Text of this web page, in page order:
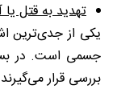
تهدید به قتل
یکی از جدی‌ترین
جسمی است. در
بررسی قرار